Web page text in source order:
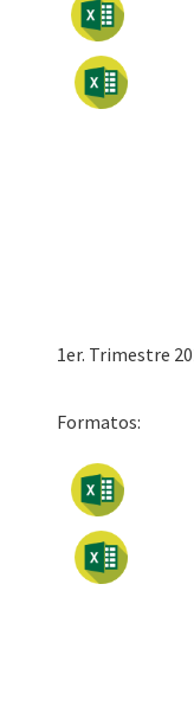
1er. Trimestre
Formatos: